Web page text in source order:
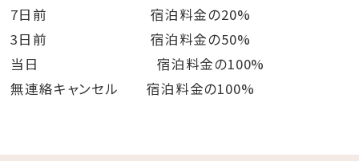
｡o○｡o○ﾟ･*:.｡. .｡.:*･゜○o｡○o｡ﾟ･*:.｡. .｡.:*･゜｡o○｡
7日前 宿泊料金の20%
3日前 宿泊料金の50%
当日 宿泊料金の100%
無連絡キャンセル 宿泊料金の100%